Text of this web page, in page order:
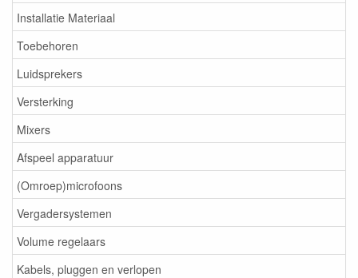
Installatie Materiaal
Toebehoren
Luidsprekers
Versterking
Mixers
Afspeel apparatuur
(Omroep)microfoons
Vergadersystemen
Volume regelaars
Kabels, pluggen en verlopen